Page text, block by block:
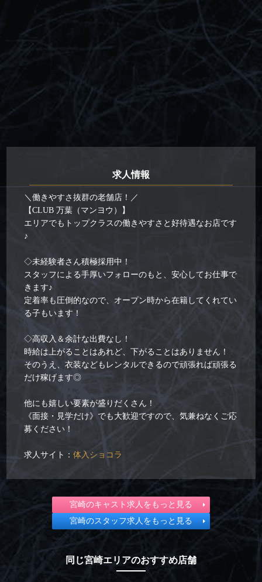
求人情報
＼働きやすさ抜群の老舗店！／
【CLUB 万葉（マンヨウ）】
エリアでもトップクラスの働きやすさと好待遇なお店です
♪
◇未経験者さん積極採用中！
スタッフによる手厚いフォローのもと、安心してお仕事で
きます♪
定着率も圧倒的なので、オープン時から在籍してくれてい
る子もいます！
◇高収入＆余計な出費なし！
時給は上がることはあれど、下がることはありません！
そのうえ、衣装などもレンタルできるので頑張れば頑張る
だけ稼げます◎
他にも嬉しい要素が盛りだくさん！
《面接・見学だけ》でも大歓迎ですので、気兼ねなくご応
募ください！
求人サイト：体入ショコラ
宮崎のキャスト求人をもっと見る
宮崎のスタッフ求人をもっと見る
同じ宮崎エリアのおすすめ店舗